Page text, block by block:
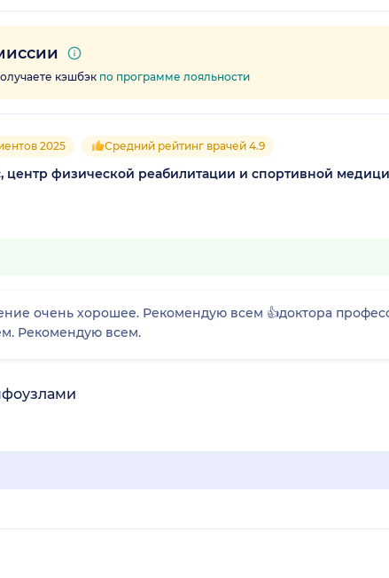
кэшбэк по программе лояльности
2025 Средний рейтинг врачей 4.9
центр физической реабилитации и спортивной
очень хорошее. Рекомендую всем 👍доктора
Рекомендую всем.